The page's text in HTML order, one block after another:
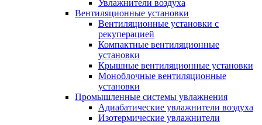
Увлажнители воздуха
Вентиляционные установки
Вентиляционные установки с
рекуперацией
Компактные вентиляционные
установки
Крышные вентиляционные установки
Моноблочные вентиляционные
установки
Промышленные системы увлажнения
Адиабатические увлажнители воздуха
Изотермические увлажнители